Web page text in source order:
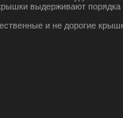
выдерживают порядка
и не дорогие